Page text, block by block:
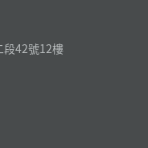
段42號12樓